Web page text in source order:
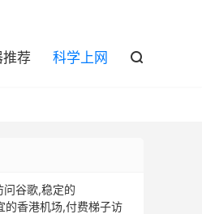
推荐 科学上网 
问谷歌,稳定的
香港机场,付费梯子访